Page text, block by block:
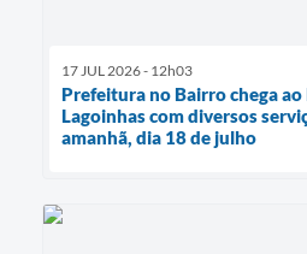
17 JUL 2026 - 12h03
Prefeitura no Bairro chega ao
Lagoinhas com diversos
amanhã, dia 18 de julho